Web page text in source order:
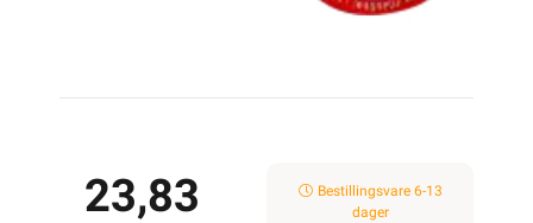
23,83
Bestillingsvare 6-13
dager